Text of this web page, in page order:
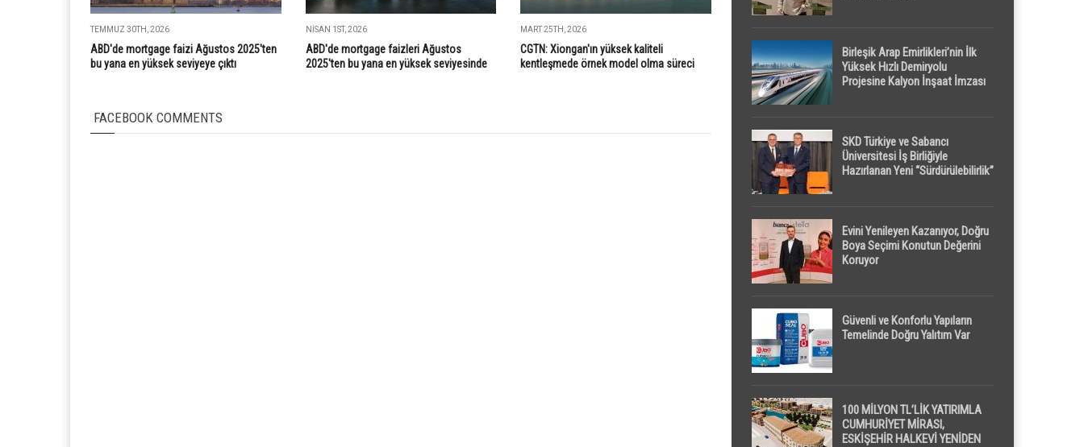
TEMMUZ 30TH, 2026
ABD'de mortgage faizi Ağustos 2025'ten
bu yana en yüksek seviyeye çıktı
NISAN 1ST, 2026
ABD'de mortgage faizleri Ağustos
2025'ten bu yana en yüksek seviyesinde
MART 25TH, 2026
CGTN: Xiongan'ın yüksek kaliteli
kentleşmede örnek model olma süreci
FACEBOOK COMMENTS
Birleşik Arap Emirlikleri’nin İlk
Yüksek Hızlı Demiryolu
Projesine Kalyon İnşaat İmzası
SKD Türkiye ve Sabancı
Üniversitesi İş Birliğiyle
Hazırlanan Yeni “Sürdürülebilirlik”
Evini Yenileyen Kazanıyor, Doğru
Boya Seçimi Konutun Değerini
Koruyor
Güvenli ve Konforlu Yapıların
Temelinde Doğru Yalıtım Var
100 MİLYON TL’LİK YATIRIMLA
CUMHURİYET MİRASI,
ESKİŞEHİR HALKEVİ YENİDEN